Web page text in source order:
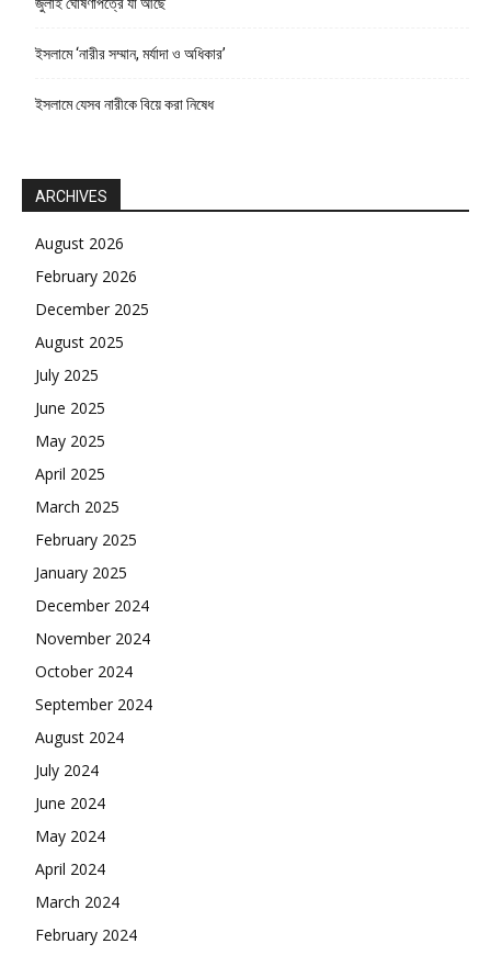
ইসলামে ‘নারীর সম্মান, মর্যাদা ও অধিকার’
ইসলামে যেসব নারীকে বিয়ে করা নিষেধ
ARCHIVES
August 2026
February 2026
December 2025
August 2025
July 2025
June 2025
May 2025
April 2025
March 2025
February 2025
January 2025
December 2024
November 2024
October 2024
September 2024
August 2024
July 2024
June 2024
May 2024
April 2024
March 2024
February 2024